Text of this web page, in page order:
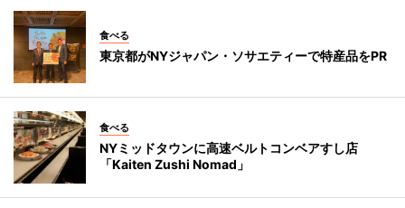
食べる
東京都がNYジャパン・ソサエティーで特産品をPR
食べる
NYミッドタウンに高速ベルトコンベアすし店
「Kaiten Zushi Nomad」